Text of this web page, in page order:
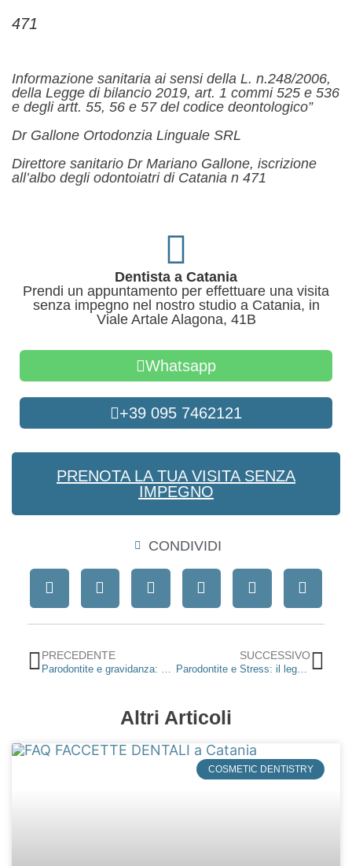
471
Informazione sanitaria ai sensi della L. n.248/2006,
della Legge di bilancio 2019, art. 1 commi 525 e 536
e degli artt. 55, 56 e 57 del codice deontologico”
Dr Gallone Ortodonzia Linguale SRL
Direttore sanitario Dr Mariano Gallone, iscrizione
all’albo degli odontoiatri di Catania n 471
Dentista a Catania
Prendi un appuntamento per effettuare una visita
senza impegno nel nostro studio a Catania, in
Viale Artale Alagona, 41B
Whatsapp
+39 095 7462121
PRENOTA LA TUA VISITA SENZA
IMPEGNO
CONDIVIDI
Precedente
PRECEDENTE SUCCESSIVO
Altri Articoli
COSMETIC DENTISTRY